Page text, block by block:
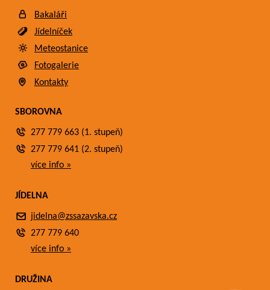
Bakaláři
Jídelníček
Meteostanice
Fotogalerie
Kontakty
SBOROVNA
277 779 663 (1. stupeň)
277 779 641 (2. stupeň)
více info »
JÍDELNA
jidelna@zssazavska.cz
277 779 640
více info »
DRUŽINA